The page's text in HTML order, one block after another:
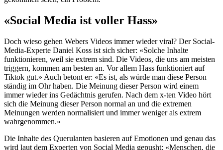
«Social Media ist voller Hass»
Doch wieso gehen Webers Videos immer wieder viral? Der Social-
Media-Experte Daniel Koss ist sich sicher: «Solche Inhalte
funktionieren, weil sie extrem sind. Die Videos, die uns am meisten
triggern, kommen am besten an. Vor allem Hass funktioniert auf
Tiktok gut.» Auch betont er: «Es ist, als würde man diese Person
ständig im Ohr haben. Die Meinung dieser Person wird einem
immer wieder ins Gedächtnis gerufen. Nach dem x-ten Video hört
sich die Meinung dieser Person normal an und die extremen
Meinungen werden normalisiert und immer weniger als extrem
wahrgenommen.»
Die Inhalte des Querulanten basieren auf Emotionen und genau das
wird laut dem Experten von Social Media gepusht: «Menschen, die